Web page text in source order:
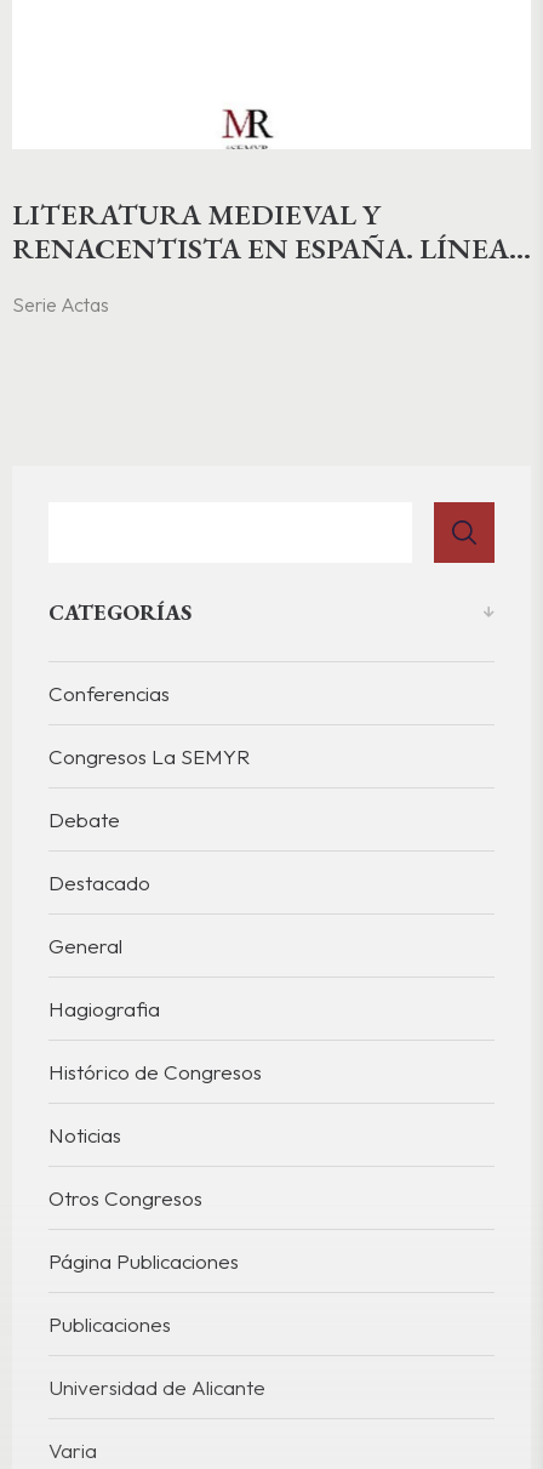
LITERATURA MEDIEVAL Y
RENACENTISTA EN ESPAÑA. LÍNEAS
Serie Actas
CATEGORÍAS
Conferencias
Congresos La SEMYR
Debate
Destacado
General
Hagiografia
Histórico de Congresos
Noticias
Otros Congresos
Página Publicaciones
Publicaciones
Universidad de Alicante
Varia